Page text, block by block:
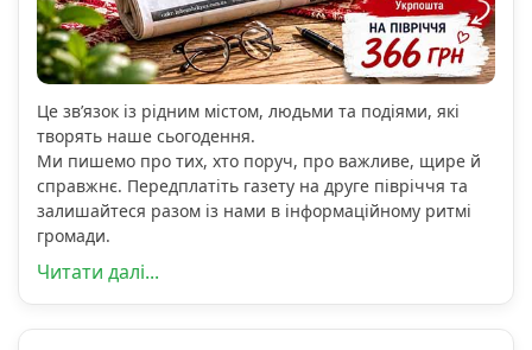
Це зв’язок із рідним містом, людьми та подіями, які
творять наше сьогодення.
Ми пишемо про тих, хто поруч, про важливе, щире й
справжнє. Передплатіть газету на друге півріччя та
залишайтеся разом із нами в інформаційному ритмі
громади.
Читати далі...